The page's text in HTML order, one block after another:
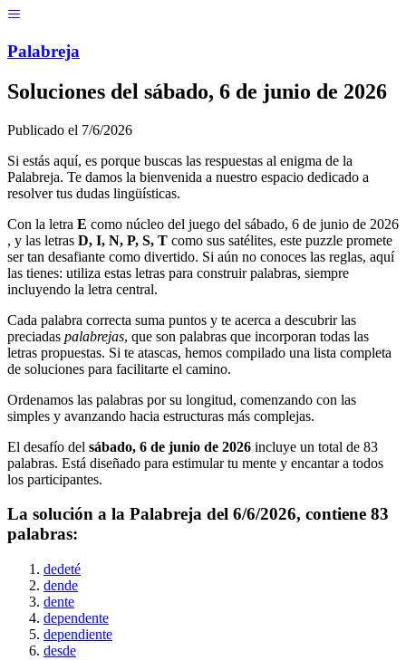
Palabreja
Soluciones del sábado, 6 de junio de 2026
Publicado el 7/6/2026
Si estás aquí, es porque buscas las respuestas al enigma de la
Palabreja. Te damos la bienvenida a nuestro espacio dedicado a
resolver tus dudas lingüísticas.
Con la letra E como núcleo del juego del sábado, 6 de junio de 2026
, y las letras D, I, N, P, S, T como sus satélites, este puzzle promete
ser tan desafiante como divertido. Si aún no conoces las reglas, aquí
las tienes: utiliza estas letras para construir palabras, siempre
incluyendo la letra central.
Cada palabra correcta suma puntos y te acerca a descubrir las
preciadas palabrejas, que son palabras que incorporan todas las
letras propuestas. Si te atascas, hemos compilado una lista completa
de soluciones para facilitarte el camino.
Ordenamos las palabras por su longitud, comenzando con las
simples y avanzando hacia estructuras más complejas.
El desafío del sábado, 6 de junio de 2026 incluye un total de 83
palabras. Está diseñado para estimular tu mente y encantar a todos
los participantes.
La solución a la Palabreja del 6/6/2026, contiene 83
palabras:
dedeté
dende
dente
dependente
dependiente
desde